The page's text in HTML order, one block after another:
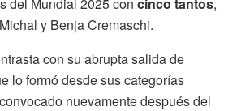
y Benja Cremaschi.
con su abrupta salida de
lo formó desde sus categorías
nuevamente después del